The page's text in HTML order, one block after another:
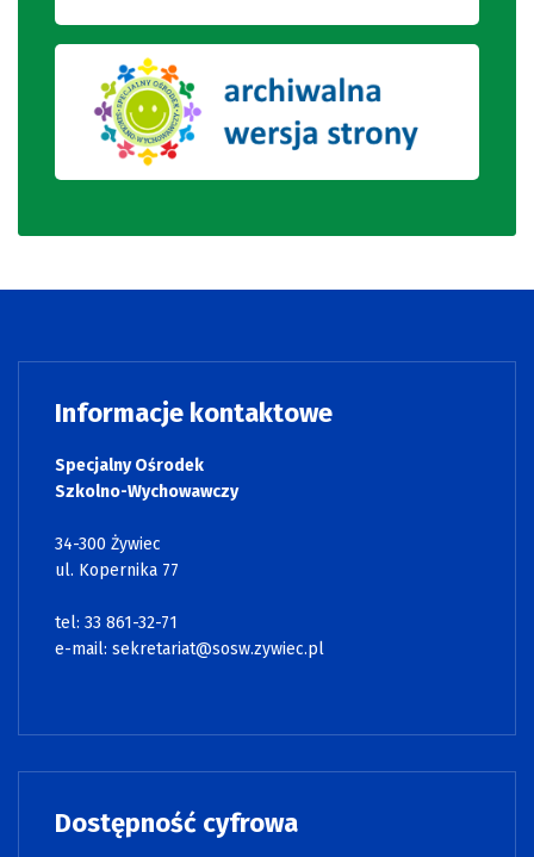
Informacje kontaktowe
Specjalny Ośrodek
Szkolno-Wychowawczy
34-300 Żywiec
ul. Kopernika 77
tel: 33 861-32-71
e-mail: sekretariat@sosw.zywiec.pl
Dostępność cyfrowa